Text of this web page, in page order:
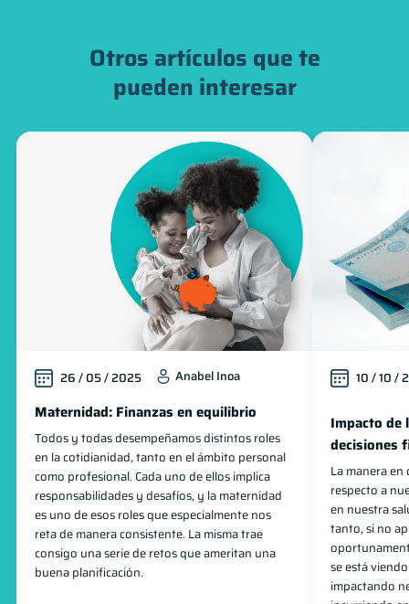
Otros artículos que te
pueden interesar
26 / 05 / 2025 Anabel Inoa
Maternidad: Finanzas en equilibrio
Todos y todas desempeñamos distintos roles
en la cotidianidad, tanto en el ámbito personal
como profesional. Cada uno de ellos implica
responsabilidades y desafíos, y la maternidad
es uno de esos roles que especialmente nos
reta de manera consistente. La misma trae
consigo una serie de retos que ameritan una
buena planificación.
10 / 10 /
Impacto de
decisiones
La manera
respecto a
en nuestra
tanto, si no
se está
impactando